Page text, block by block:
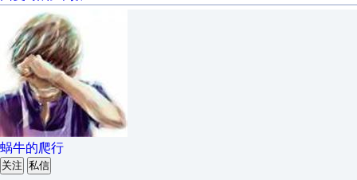
蜗牛的爬行
关注 私信